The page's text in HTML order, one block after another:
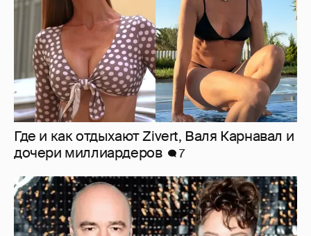
"Оплаченный алиментами хейт". Полина
Диброва снова высказалась о бывшей
жене своего возлюбленного
12